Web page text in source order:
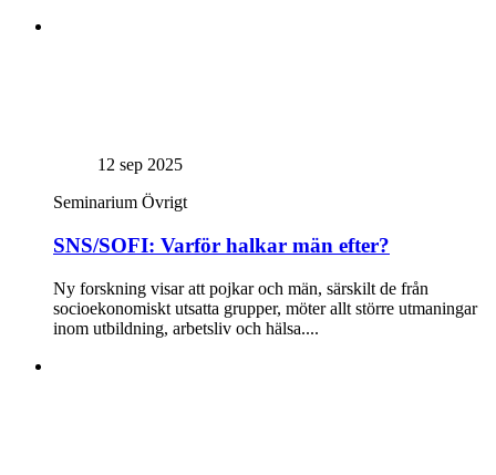
12 sep 2025
Seminarium Övrigt
SNS/SOFI: Varför halkar män efter?
Ny forskning visar att pojkar och män, särskilt de från
socioekonomiskt utsatta grupper, möter allt större utmaningar
inom utbildning, arbetsliv och hälsa....